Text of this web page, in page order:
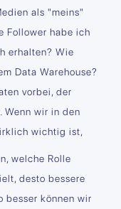
als "meins"
Follower habe ich
erhalten? Wie
Data Warehouse?
vorbei, der
Wenn wir in den
wichtig ist,
welche Rolle
desto bessere
besser können wir